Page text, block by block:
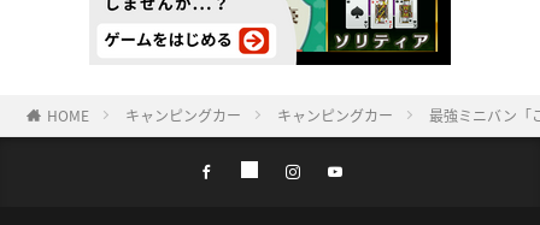
HOME キャンピングカー キャンピングカー 最強ミニバン「